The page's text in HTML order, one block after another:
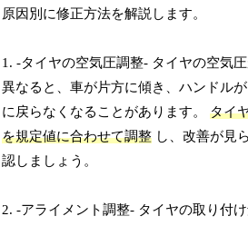
原因別に修正方法を解説します。
1. -タイヤの空気圧調整- タイヤの空気
異なると、車が片方に傾き、ハンドル
に戻らなくなることがあります。タイ
を規定値に合わせて調整 し、改善が見
認しましょう。
2. -アライメント調整- タイヤの取り付